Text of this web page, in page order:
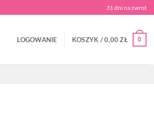
31 dni na zwrot
LOGOWANIE KOSZYK /0,00ZŁ 0